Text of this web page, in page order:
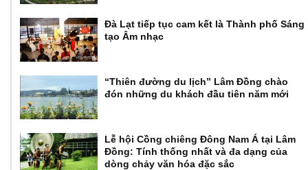
Đà Lạt tiếp tục cam kết là Thành phố Sáng
tạo Âm nhạc
“Thiên đường du lịch” Lâm Đồng chào
đón những du khách đầu tiên năm mới
Lễ hội Cồng chiêng Đông Nam Á tại Lâm
Đồng: Tính thống nhất và đa dạng của
dòng chảy văn hóa đặc sắc